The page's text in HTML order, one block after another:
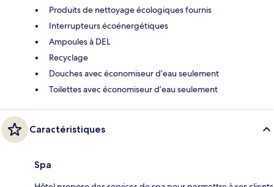
Produits de nettoyage écologiques fournis
Interrupteurs écoénergétiques
Ampoules à DEL
Recyclage
Douches avec économiseur d’eau seulement
Toilettes avec économiseur d’eau seulement
Caractéristiques
Spa